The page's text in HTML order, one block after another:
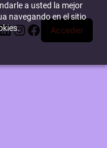
a usted la mejor
navegando en el sitio
Instagram
Facebook
Acceder